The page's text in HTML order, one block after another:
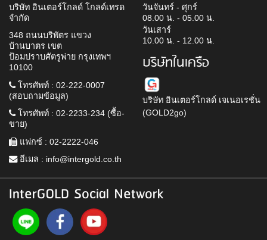
บริษัท อินเตอร์โกลด์ โกลด์เทรด
จำกัด
348 ถนนบริพัตร แขวง
บ้านบาตร เขต
ป้อมปราบศัตรูพ่าย กรุงเทพฯ
10100
โทรศัพท์ : 02-222-0007
(สอบถามข้อมูล)
โทรศัพท์ : 02-2233-234 (ซื้อ-
ขาย)
แฟกซ์ : 02-2222-046
อีเมล : info@intergold.co.th
วันจันทร์ - ศุกร์
08.00 น. - 05.00 น.
วันเสาร์
10.00 น. - 12.00 น.
บริษัทในเครือ
บริษัท อินเตอร์โกลด์ เจเนอเรชั่น
(GOLD2go)
InterGOLD Social Network